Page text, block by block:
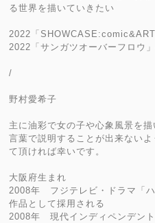
る世界を描いていきたい
2022「
2022「サンガツオーバーフロウ
/
野村愛希子
主に油彩で女の子や心象風景を描
言葉で説明することが出来ない
て頂ければ幸いです。
大阪府生まれ
2008年 フジテレビ・ドラマ「
作品として採用される
2008年 現代インディペンデン